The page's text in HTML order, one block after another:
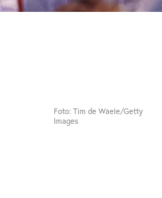
Foto: Tim de Waele/Getty
Images